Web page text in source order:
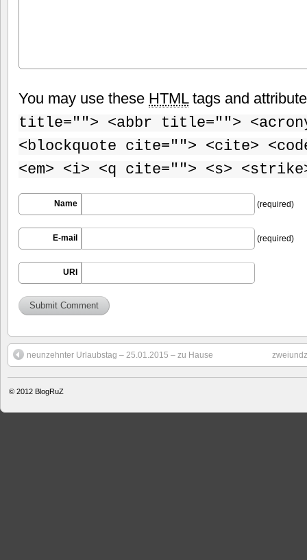
You may use these HTMLtags and
title=""> <abbr title="">
<blockquote cite=""> <cite>
<em> <i> <q cite=""> <s>
Name (required)
E-mail (required)
URI
neunzehnter Urlaubstag – 25.01.2015 – zu Hause
© 2012 BlogRuZ